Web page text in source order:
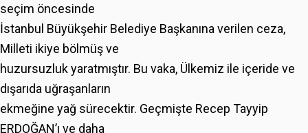
seçim öncesinde
İstanbul Büyükşehir Belediye Başkanına verilen ceza,
Milleti ikiye bölmüş ve
huzursuzluk yaratmıştır. Bu vaka, Ülkemiz ile içeride ve
dışarıda uğraşanların
ekmeğine yağ sürecektir. Geçmişte Recep Tayyip
ERDOĞAN’ı ve daha